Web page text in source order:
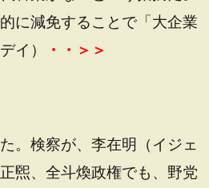
に減免することで「大企業
イ）
・・＞＞
。検察が、李在明（イジェ
煕、全斗煥政権でも、野党